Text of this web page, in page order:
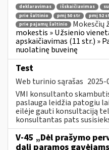
deklaravimas išskaičiavimas
prie šaltinio
pmį 50 str pmį 52
prie pajamų šaltinio
Mokesčių
mokestis » Užsienio
apskaičiavimas (11 str.) »
nuolatinę buveinę
Test
Web turinio sąrašas 2025-
VMI konsultanto
paslauga leidžia patogiu
eilėje gauti konsultaciją
konsultantas pats
V-45 „Dėl prašymo
dalį paramos gavėjams